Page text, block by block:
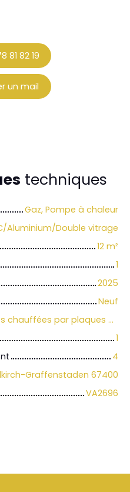
81 82 19
un mail
techniques
Gaz, Pompe à chaleur
Aluminium/Double vitrage
12 m²
1
2025
Neuf
Isolation des parties chauffées par plaques de polystyrène renforcées ou flocage
1
4
Graffenstaden 67400
VA2696